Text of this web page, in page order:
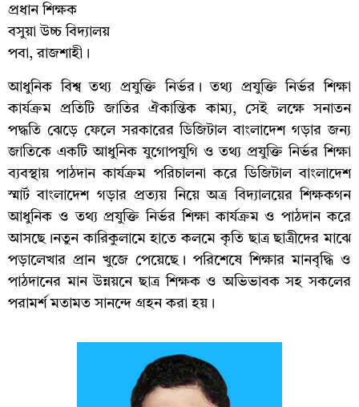
প্রধান শিক্ষক
বসুয়া উচ্চ বিদ্যালয়
পবা, রাজশাহী।
আধুনিক বিশ্ব তথ্য প্রযুক্তি নির্ভর। তথ্য প্রযুক্তি নির্ভর শিক্ষা
কার্যক্রম প্রতিটি জাতির ঐকান্তিক কাম্য, সেই লক্ষে সনাতন
পদ্ধতি ঝেড়ে ফেলে সরকারের ডিজিটাল বাংলাদেশ গড়ার জন্য
জাতিকে একটি আধুনিক যুগোপযুগি ও তথ্য প্রযুক্তি নির্ভর শিক্ষা
ব্যবস্থায় পাঠদান কার্যক্রম পরিচালনা করে ডিজিটাল বাংলাদেশ
স্মার্ট বাংলাদেশ গড়ার প্রত্যয় নিয়ে অত্র বিদ্যালয়ের শিক্ষকগন
আধুনিক ও তথ্য প্রযুক্তি নির্ভর শিক্ষা কার্যক্রম ও পাঠদান করে
আসছে।নতুন কারিকুলামে হাতে কলমে কৃতি ছাত্র ছাত্রীদের মাঝে
পড়ালেখার প্রান খুজে পেয়েছে। পরিশেষে শিক্ষার মানবৃদ্ধি ও
পাঠদানের মান উন্নয়নে ছাত্র শিক্ষক ও অভিভাবক সহ সকলের
পরামর্শ মতামত সানন্দে গ্রহন করা হয়।